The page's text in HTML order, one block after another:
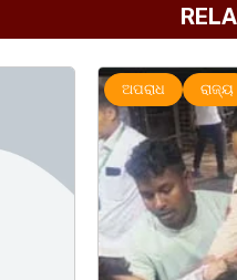
ମହାନଗର ରାଜ୍ୟ